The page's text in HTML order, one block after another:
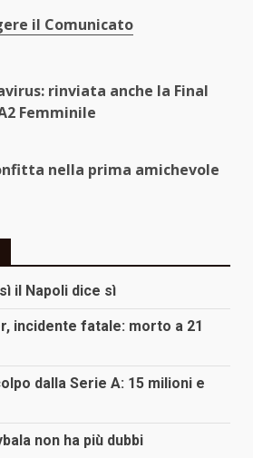
il Comunicato
rinviata anche la Final
Femminile
nella prima amichevole
il Napoli dice sì
incidente fatale: morto a 21
dalla Serie A: 15 milioni e
non ha più dubbi